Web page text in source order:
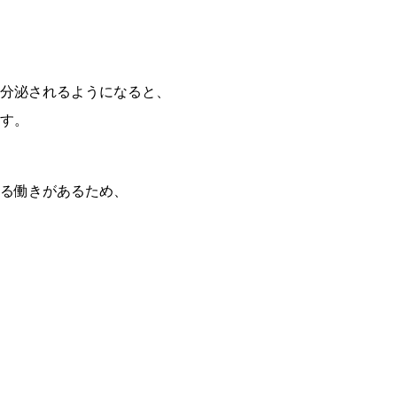
泌されるようになると、
。
働きがあるため、